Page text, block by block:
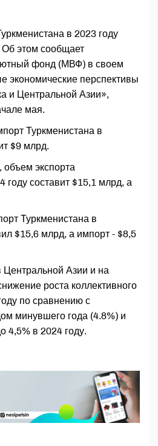
в 2023 году
Об этом сообщает
фонд (МВФ) в своем
экономические перспективы
и Центральной Азии»,
мая.
Туркменистана в
$9 млрд.
экспорта
году составит $15,1 млрд, а
Туркменистана в
$15,6 млрд, а импорт - $8,5
Азии и на
роста коллективного
по сравнению с
минувшего года (4.8%) и
4,5% в 2024 году.